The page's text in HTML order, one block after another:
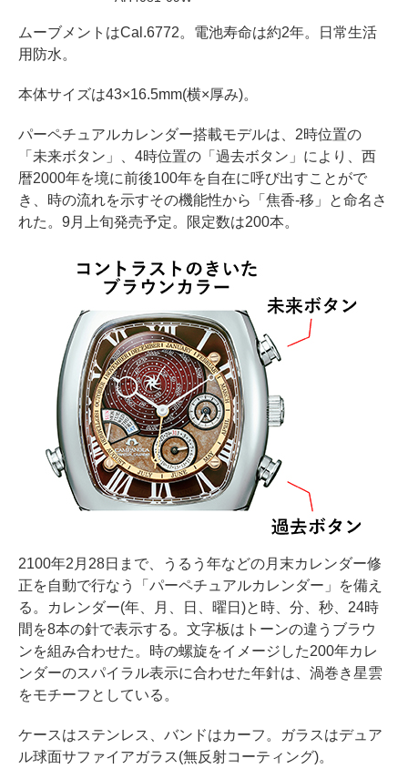
ムーブメントはCal.6772。電池寿命は約2年。日常生活
用防水。
本体サイズは43×16.5mm(横×厚み)。
パーペチュアルカレンダー搭載モデルは、2時位置の
「未来ボタン」、4時位置の「過去ボタン」により、西
暦2000年を境に前後100年を自在に呼び出すことがで
き、時の流れを示すその機能性から「焦香-移」と命名さ
れた。9月上旬発売予定。限定数は200本。
2100年2月28日まで、うるう年などの月末カレンダー修
正を自動で行なう「パーペチュアルカレンダー」を備え
る。カレンダー(年、月、日、曜日)と時、分、秒、24時
間を8本の針で表示する。文字板はトーンの違うブラウ
ンを組み合わせた。時の螺旋をイメージした200年カレ
ンダーのスパイラル表示に合わせた年針は、渦巻き星雲
をモチーフとしている。
ケースはステンレス、バンドはカーフ。ガラスはデュア
ル球面サファイアガラス(無反射コーティング)。